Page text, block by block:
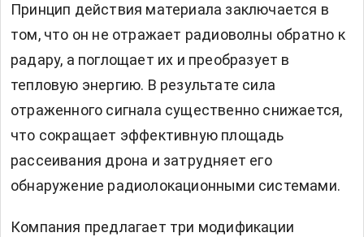
Принцип действия материала заключается в
том, что он не отражает радиоволны обратно к
радару, а поглощает их и преобразует в
тепловую энергию. В результате сила
отраженного сигнала существенно снижается,
что сокращает эффективную площадь
рассеивания дрона и затрудняет его
обнаружение радиолокационными системами.
Компания предлагает три модификации